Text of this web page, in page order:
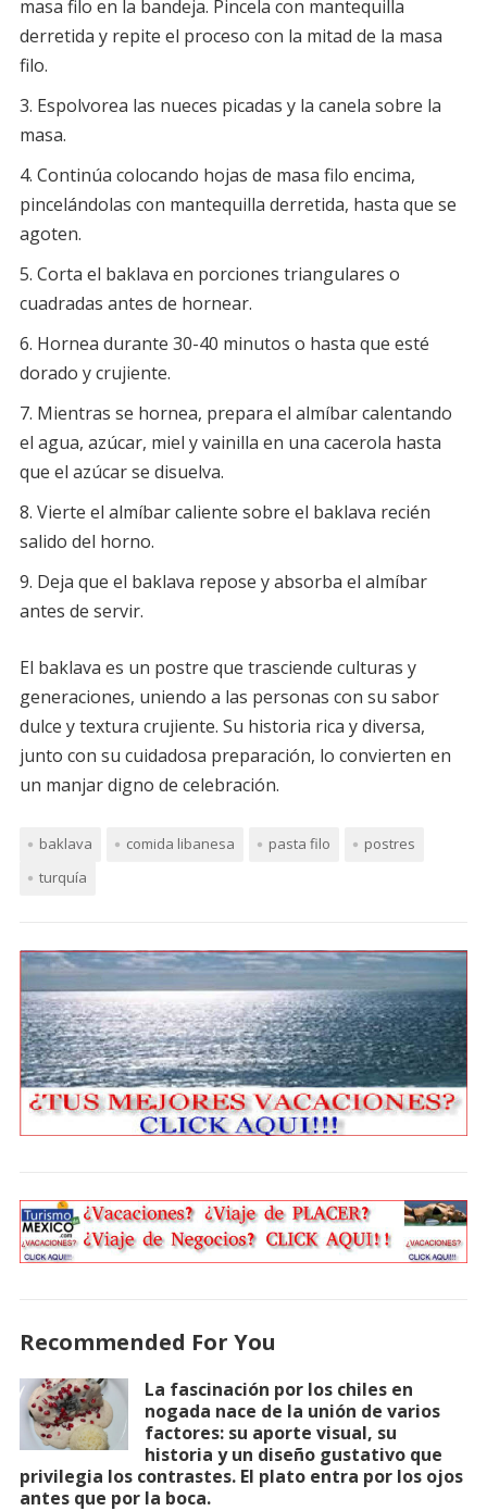
masa filo en la bandeja. Pincela con mantequilla
derretida y repite el proceso con la mitad de la masa
filo.
Espolvorea las nueces picadas y la canela sobre la
masa.
Continúa colocando hojas de masa filo encima,
pincelándolas con mantequilla derretida, hasta que se
agoten.
Corta el baklava en porciones triangulares o
cuadradas antes de hornear.
Hornea durante 30-40 minutos o hasta que esté
dorado y crujiente.
Mientras se hornea, prepara el almíbar calentando
el agua, azúcar, miel y vainilla en una cacerola hasta
que el azúcar se disuelva.
Vierte el almíbar caliente sobre el baklava recién
salido del horno.
Deja que el baklava repose y absorba el almíbar
antes de servir.
El baklava es un postre que trasciende culturas y
generaciones, uniendo a las personas con su sabor
dulce y textura crujiente. Su historia rica y diversa,
junto con su cuidadosa preparación, lo convierten en
un manjar digno de celebración.
baklava comida libanesa pasta filo
postres
turquía
Recommended For You
La fascinación por los chiles en
nogada nace de la unión de varios
factores: su aporte visual, su
historia y un diseño gustativo que
privilegia los contrastes. El plato entra por los ojos
antes que por la boca.